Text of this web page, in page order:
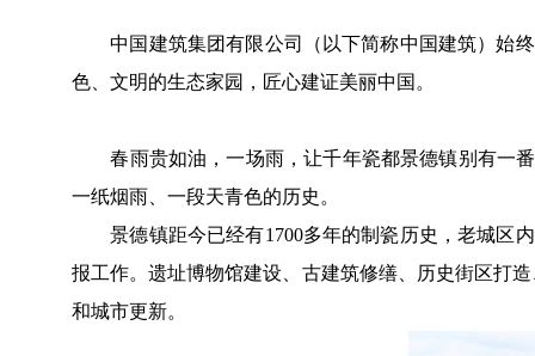
中国建筑集团有限公司（以下简称中国建筑）始终
色、文明的生态家园，匠心建证美丽中国。
春雨贵如油，一场雨，让千年瓷都景德镇别有一番
一纸烟雨、一段天青色的历史。
景德镇距今已经有1700多年的制瓷历史，老城区内
报工作。遗址博物馆建设、古建筑修缮、历史街区打
和城市更新。